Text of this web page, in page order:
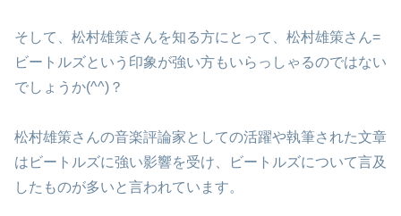
そして、松村雄策さんを知る方にとって、松村雄策さん=
ビートルズという印象が強い方もいらっしゃるのではない
でしょうか(^^)？
松村雄策さんの音楽評論家としての活躍や執筆された文章
はビートルズに強い影響を受け、ビートルズについて言及
したものが多いと言われています。